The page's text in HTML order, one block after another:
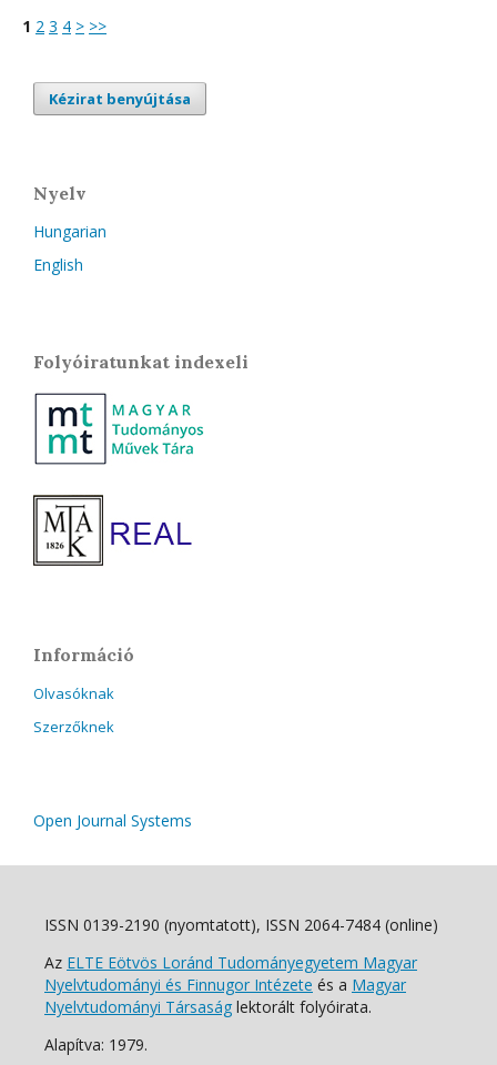
1 2 3 4 > >>
Kézirat benyújtása
Nyelv
Hungarian
English
Folyóiratunkat indexeli
Információ
Olvasóknak
Szerzőknek
Open Journal Systems
ISSN 0139-2190 (nyomtatott), ISSN 2064-7484 (online)
Az ELTE Eötvös Loránd Tudományegyetem Magyar
Nyelvtudományi és Finnugor Intézete és a Magyar
Nyelvtudományi Társaság lektorált folyóirata.
Alapítva: 1979.